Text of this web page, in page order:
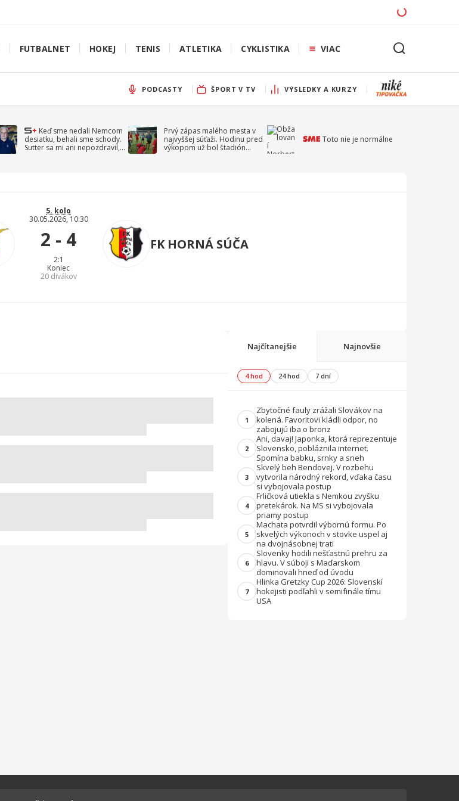
FUTBALNET HOKEJ TENIS ATLETIKA CYKLISTIKA VIAC
PODCASTY ŠPORT V TV VÝSLEDKY A KURZY
Keď sme nedali Nemcom
desiatku, behali sme schody.
Sutter sa mi ani nepozdravil,
Prvý zápas malého mesta v
najvyššej súťaži. Hodinu pred
výkopom už bol štadión
Toto nie je normálne
5. kolo
30.05.2026, 10:30
2 - 4
2:1
Koniec
20divákov
FK HORNÁ SÚČA
Najčítanejšie Najnovšie
4 hod 24 hod 7 dní
1
Zbytočné fauly zrážali Slovákov na
kolená. Favoritovi kládli odpor, no
zabojujú iba o bronz
2
Ani, davaj! Japonka, ktorá reprezentuje
Slovensko, pobláznila internet.
Spomína babku, srnky a sneh
3
Skvelý beh Bendovej. V rozbehu
vytvorila národný rekord, vďaka času
si vybojovala postup
4
Frličková utiekla s Nemkou zvyšku
pretekárok. Na MS si vybojovala
priamy postup
5
Machata potvrdil výbornú formu. Po
skvelých výkonoch v stovke uspel aj
na dvojnásobnej trati
6
Slovenky hodili nešťastnú prehru za
hlavu. V súboji s Maďarskom
dominovali hneď od úvodu
7
Hlinka Gretzky Cup 2026: Slovenskí
hokejisti podľahli v semifinále tímu
USA